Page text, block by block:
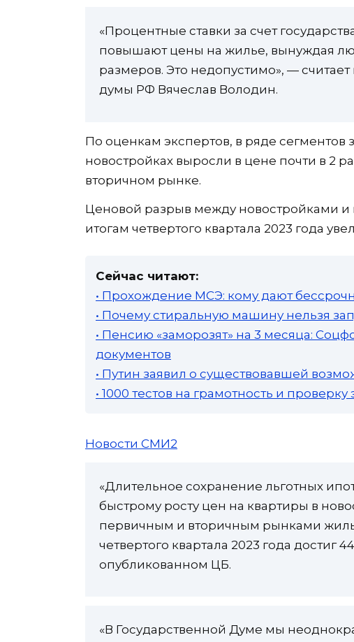
«Процентные ставки за счет
повышают цены на жилье, вынуждая
размеров. Это недопустимо», —
думы РФ Вячеслав Володин.
По оценкам экспертов, в ряде сегментов
новостройках выросли в цене почти в 2
вторичном рынке.
Ценовой разрыв между новостройками
итогам четвертого квартала 2023 года
Сейчас читают:
• Прохождение МСЭ: кому дают
• Почему стиральную машину нельзя
• Пенсию «заморозят» на 3 месяца:
документов
• Путин заявил о существовавшей
• 1000 тестов на грамотность и
Новости СМИ2
«Длительное сохранение льготных
быстрому росту цен на квартиры в
первичным и вторичным рынками
четвертого квартала 2023 года достиг
опубликованном ЦБ.
«В Государственной Думе мы